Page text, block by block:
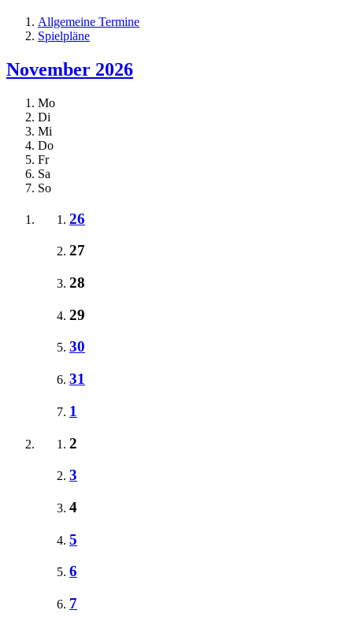
Allgemeine Termine
Spielpläne
November 2026
Mo
Di
Mi
Do
Fr
Sa
So
26
27
28
29
30
31
1
2
3
4
5
6
7